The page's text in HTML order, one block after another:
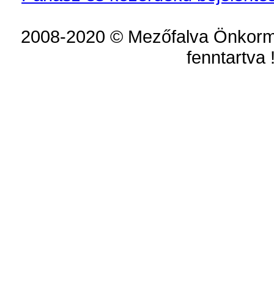
2008-2020 © Mezőfalva
fenntartva